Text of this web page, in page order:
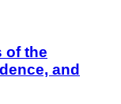
of the
and